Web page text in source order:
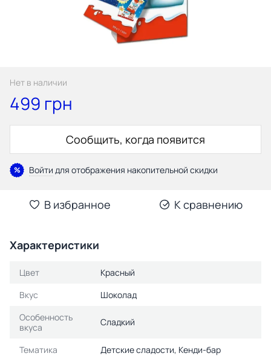
Нет в наличии
499 грн
Сообщить, когда появится
% Войти для отображения накопительной скидки
В избранное К сравнению
Характеристики
Цвет
Красный
Вкус
Шоколад
Особенность
вкуса
Сладкий
Тематика
Детские сладости, Кенди-бар